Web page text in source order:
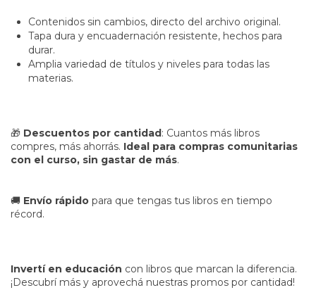
Contenidos sin cambios, directo del archivo original.
Tapa dura y encuadernación resistente, hechos para
durar.
Amplia variedad de títulos y niveles para todas las
materias.
🎁 Descuentos por cantidad: Cuantos más libros
compres, más ahorrás. Ideal para compras comunitarias
con el curso, sin gastar de más.
🚚 Envío rápido para que tengas tus libros en tiempo
récord.
Invertí en educación con libros que marcan la diferencia.
¡Descubrí más y aprovechá nuestras promos por cantidad!